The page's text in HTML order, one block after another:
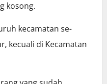
kosong.
kecamatan se-
kecuali di Kecamatan